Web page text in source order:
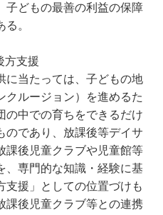
子どもの最善の利益の保障
。
方支援
に当たっては、子どもの地
クルージョン）を進めるた
の中での育ちをできるだけ
のであり、放課後等デイサ
課後児童クラブや児童館等
、専門的な知識・経験に基
支援」としての位置づけも
課後児童クラブ等との連携